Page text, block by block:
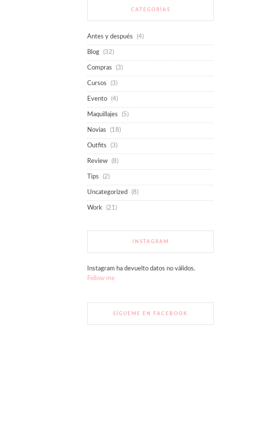
CATEGORÍAS
Antes y después (4)
Blog (32)
Compras (3)
Cursos (3)
Evento (4)
Maquillajes (5)
Novias (18)
Outfits (3)
Review (8)
Tips (2)
Uncategorized (8)
Work (21)
INSTAGRAM
Instagram ha devuelto datos no válidos.
Follow me
SÍGUEME EN FACEBOOK